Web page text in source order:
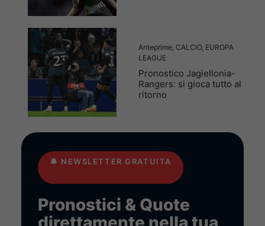
Anteprime CALCIO, EUROPA
LEAGUE
Pronostico Jagiellonia-
Rangers: si gioca tutto al
ritorno
🔔 NEWSLETTER GRATUITA
Pronostici & Quote